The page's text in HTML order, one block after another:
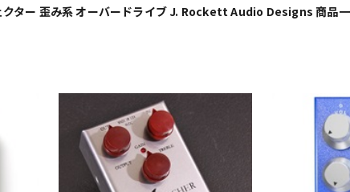
アコギ/エレ ベース
電子ピアノ
DTM DTM オンラ
イン納品
クター 歪み系 オーバードライブ J. Rockett Audio Designs 商品